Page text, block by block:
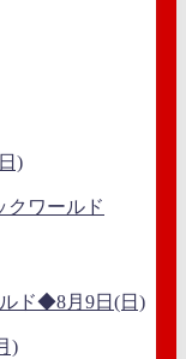
)
ド◆8月9日(日)